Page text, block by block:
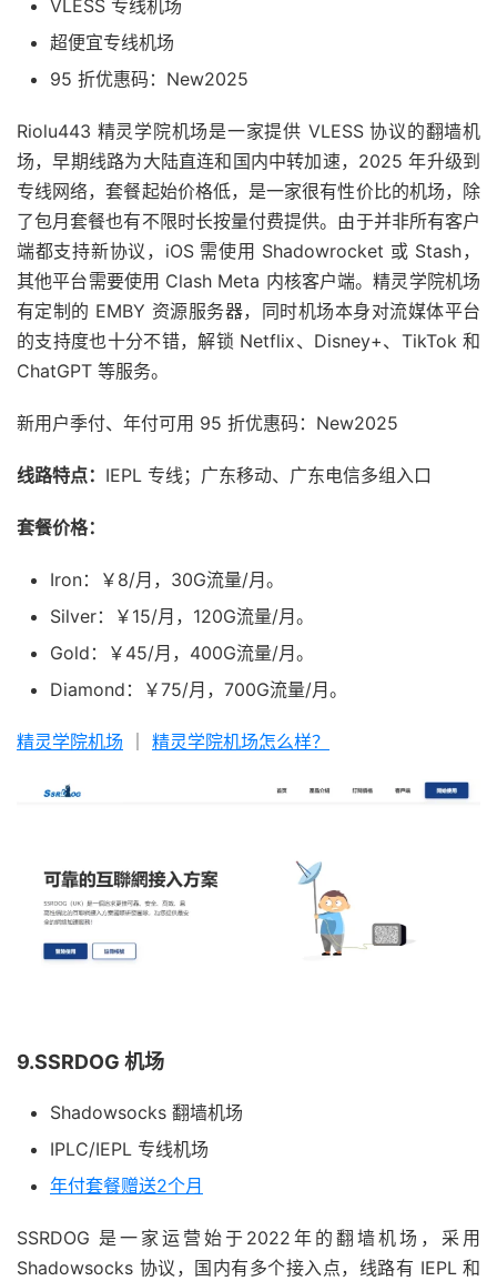
VLESS 专线机场
超便宜专线机场
95 折优惠码：New2025
Riolu443 精灵学院机场是一家提供 VLESS 协议的翻墙机
场，早期线路为大陆直连和国内中转加速，2025 年升级到
专线网络，套餐起始价格低，是一家很有性价比的机场，除
了包月套餐也有不限时长按量付费提供。由于并非所有客户
端都支持新协议，iOS 需使用 Shadowrocket 或 Stash，
其他平台需要使用 Clash Meta 内核客户端。精灵学院机场
有定制的 EMBY 资源服务器，同时机场本身对流媒体平台
的支持度也十分不错，解锁 Netflix、Disney+、TikTok 和
ChatGPT 等服务。
新用户季付、年付可用 95 折优惠码：New2025
线路特点： IEPL 专线；广东移动、广东电信多组入口
套餐价格：
Iron：￥8/月，30G流量/月。
Silver：￥15/月，120G流量/月。
Gold：￥45/月，400G流量/月。
Diamond：￥75/月，700G流量/月。
精灵学院机场 精灵学院机场怎么样？
9.SSRDOG 机场
Shadowsocks 翻墙机场
IPLC/IEPL 专线机场
年付套餐赠送2个月
SSRDOG 是一家运营始于2022年的翻墙机场，采用
Shadowsocks 协议，国内有多个接入点，线路有 IEPL 和